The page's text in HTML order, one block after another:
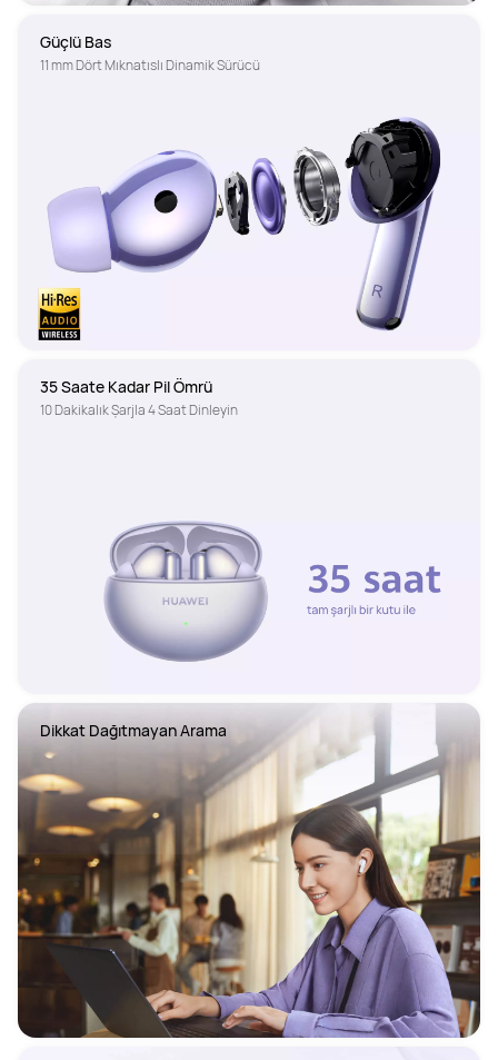
Güçlü Bas
11 mm Dört Mıknatıslı Dinamik Sürücü
35 Saate Kadar Pil Ömrü
10 Dakikalık Şarjla 4 Saat Dinleyin